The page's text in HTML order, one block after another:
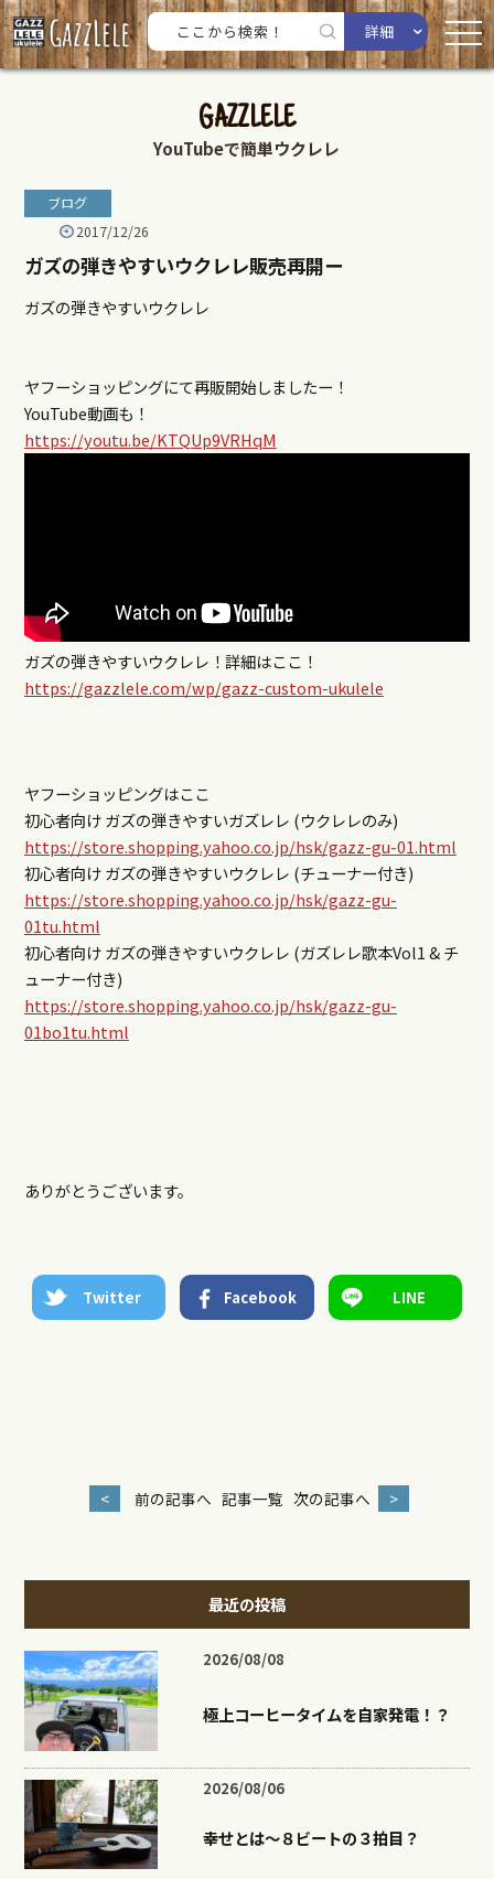
詳細
GAZZLELE
YouTubeで簡単ウクレレ
ブログ
2017/12/26
ガズの弾きやすいウクレレ販売再開ー
ガズの弾きやすいウクレレ
ヤフーショッピングにて再販開始しましたー！
YouTube動画も！
https://youtu.be/KTQUp9VRHqM
ガズの弾きやすいウクレレ！詳細はここ！
https://gazzlele.com/wp/gazz-custom-ukulele
ヤフーショッピングはここ
初心者向け ガズの弾きやすいガズレレ (ウクレレのみ)
https://store.shopping.yahoo.co.jp/hsk/gazz-gu-01.html
初心者向け ガズの弾きやすいウクレレ (チューナー付き)
https://store.shopping.yahoo.co.jp/hsk/gazz-gu-
01tu.html
初心者向け ガズの弾きやすいウクレレ (ガズレレ歌本Vol1 & チ
ューナー付き)
https://store.shopping.yahoo.co.jp/hsk/gazz-gu-
01bo1tu.html
ありがとうございます。
Twitter Facebook LINE
< 前の記事へ 記事一覧 次の記事へ >
最近の投稿
2026/08/08
極上コーヒータイムを自家発電！？
2026/08/06
幸せとは〜８ビートの３拍目？